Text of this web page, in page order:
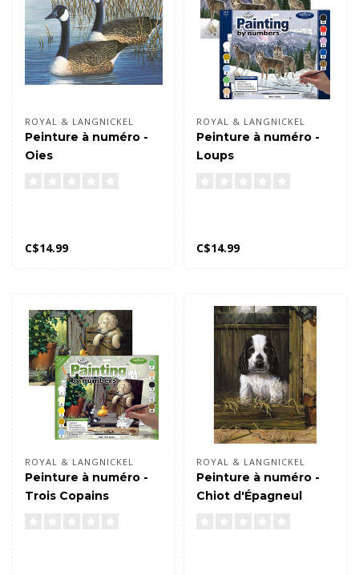
ROYAL & LANGNICKEL
Peinture à numéro -
Oies
C$14.99
ROYAL & LANGNICKEL
Peinture à numéro -
Loups
C$14.99
ROYAL & LANGNICKEL
Peinture à numéro -
Trois Copains
ROYAL & LANGNICKEL
Peinture à numéro -
Chiot d'Épagneul